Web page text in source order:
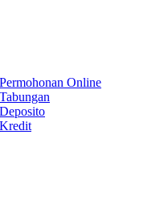
Permohonan Online
Tabungan
Deposito
Kredit